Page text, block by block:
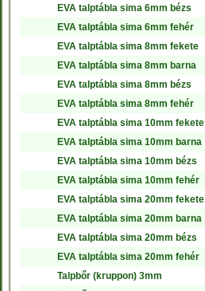
EVA talptábla sima 6mm bézs
EVA talptábla sima 6mm fehér
EVA talptábla sima 8mm fekete
EVA talptábla sima 8mm barna
EVA talptábla sima 8mm bézs
EVA talptábla sima 8mm fehér
EVA talptábla sima 10mm fekete
EVA talptábla sima 10mm barna
EVA talptábla sima 10mm bézs
EVA talptábla sima 10mm fehér
EVA talptábla sima 20mm fekete
EVA talptábla sima 20mm barna
EVA talptábla sima 20mm bézs
EVA talptábla sima 20mm fehér
Talpbőr (kruppon) 3mm